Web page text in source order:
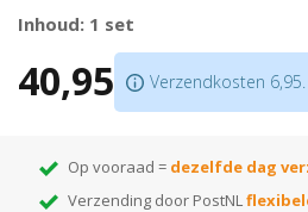
Deze set bestaat uit:
1 x Vloerwisser
1 x Microfasedoek
1 x set (16 stuks) QuickClean
Inhoud: 1 set
40,95 Verzendkosten
Op vooraad = dezelfde dag
Verzending door PostNL